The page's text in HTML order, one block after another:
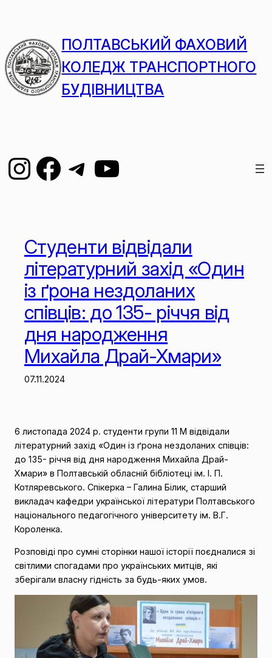
ПОЛТАВСЬКИЙ ФАХОВИЙ
КОЛЕДЖ ТРАНСПОРТНОГО
БУДІВНИЦТВА
Студенти відвідали
літературний захід «Один
із ґрона нездоланих
співців: до 135- річчя від
дня народження
Михайла Драй-Хмари»
07.11.2024
6 листопада 2024 р. студенти групи 11 М відвідали
літературний захід «Один із ґрона нездоланих співців:
до 135- річчя від дня народження Михайла Драй-
Хмари» в Полтавській обласній бібліотеці ім. І. П.
Котляревського. Спікерка – Галина Білик, старший
викладач кафедри української літератури Полтавського
національного педагогічного університету ім. В.Г.
Короленка.
Розповіді про сумні сторінки нашої історії поєдналися зі
світлими спогадами про українських митців, які
зберігали власну гідність за будь-яких умов.